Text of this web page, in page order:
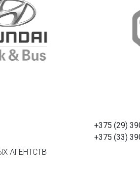
АГЕНТСТВ
+375 (29)
+375 (33)